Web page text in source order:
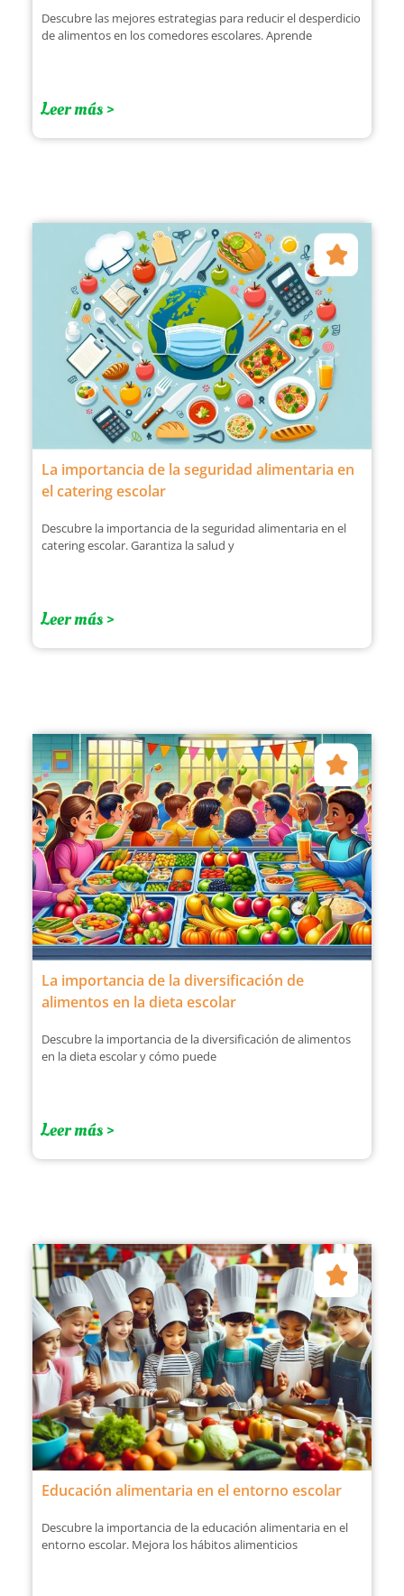
Descubre las mejores estrategias para reducir el desperdicio
de alimentos en los comedores escolares. Aprende
Leer más >
La importancia de la seguridad alimentaria en
el catering escolar
Descubre la importancia de la seguridad alimentaria en el
catering escolar. Garantiza la salud y
Leer más >
La importancia de la diversificación de
alimentos en la dieta escolar
Descubre la importancia de la diversificación de alimentos
en la dieta escolar y cómo puede
Leer más >
Educación alimentaria en el entorno escolar
Descubre la importancia de la educación alimentaria en el
entorno escolar. Mejora los hábitos alimenticios